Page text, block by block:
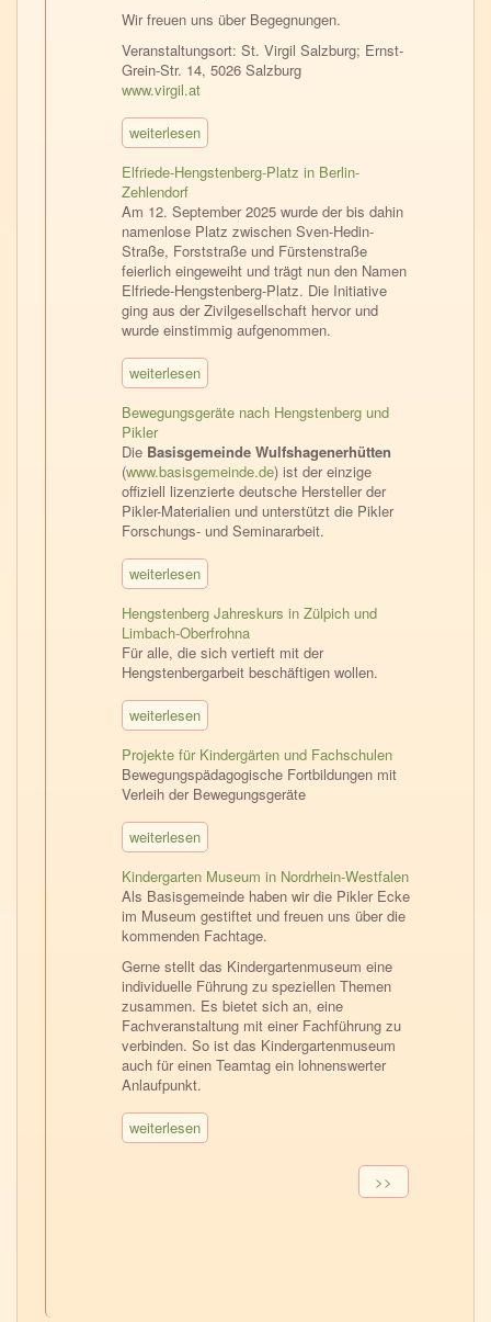
Wir freuen uns über Begegnungen.
Veranstaltungsort: St. Virgil Salzburg; Ernst-
Grein-Str. 14, 5026 Salzburg
www.virgil.at
weiterlesen
Elfriede-Hengstenberg-Platz in Berlin-
Zehlendorf
Am 12. September 2025 wurde der bis dahin
namenlose Platz zwischen Sven-Hedin-
Straße, Forststraße und Fürstenstraße
feierlich eingeweiht und trägt nun den Namen
Elfriede-Hengstenberg-Platz. Die Initiative
ging aus der Zivilgesellschaft hervor und
wurde einstimmig aufgenommen.
weiterlesen
Bewegungsgeräte nach Hengstenberg und
Pikler
Die Basisgemeinde Wulfshagenerhütten
(www.basisgemeinde.de) ist der einzige
offiziell lizenzierte deutsche Hersteller der
Pikler-Materialien und unterstützt die Pikler
Forschungs- und Seminararbeit.
weiterlesen
Hengstenberg Jahreskurs in Zülpich und
Limbach-Oberfrohna
Für alle, die sich vertieft mit der
Hengstenbergarbeit beschäftigen wollen.
weiterlesen
Projekte für Kindergärten und Fachschulen
Bewegungspädagogische Fortbildungen mit
Verleih der Bewegungsgeräte
weiterlesen
Kindergarten Museum in Nordrhein-Westfalen
Als Basisgemeinde haben wir die Pikler Ecke
im Museum gestiftet und freuen uns über die
kommenden Fachtage.
Gerne stellt das Kindergartenmuseum eine
individuelle Führung zu speziellen Themen
zusammen. Es bietet sich an, eine
Fachveranstaltung mit einer Fachführung zu
verbinden. So ist das Kindergartenmuseum
auch für einen Teamtag ein lohnenswerter
Anlaufpunkt.
weiterlesen
Nächste
Seite
>>